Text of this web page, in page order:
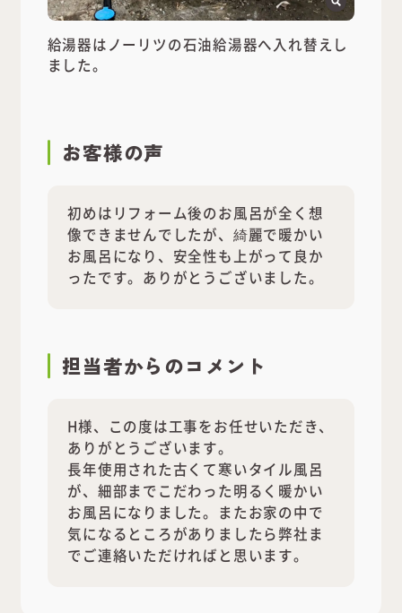
給湯器はノーリツの石油給湯器へ入れ替えし
ました。
お客様の声
初めはリフォーム後のお風呂が全く想
像できませんでしたが、綺麗で暖かい
お風呂になり、安全性も上がって良か
ったです。ありがとうございました。
担当者からのコメント
H様、この度は工事をお任せいただき、
ありがとうございます。
長年使用された古くて寒いタイル風呂
が、細部までこだわった明るく暖かい
お風呂になりました。またお家の中で
気になるところがありましたら弊社ま
でご連絡いただければと思います。